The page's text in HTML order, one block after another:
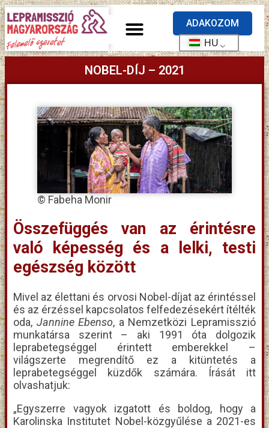
ADAKOZOM
HU
NOBEL-DÍJ – 2021
© Fabeha Monir
Összefüggés van az érintésre
való képesség és a lelki, testi
egészség között
Mivel az élettani és orvosi Nobel-díjat az érintéssel
és az érzéssel kapcsolatos felfedezésekért ítélték
oda, Jannine Ebenso, a Nemzetközi Lepramisszió
munkatársa szerint – aki 1991 óta dolgozik
leprabetegséggel érintett emberekkel –
világszerte megrendítő ez a kitüntetés a
leprabetegséggel küzdők számára. Írását itt
olvashatjuk:
„Egyszerre vagyok izgatott és boldog, hogy a
Karolinska Institutet Nobel-közgyűlése a 2021-es